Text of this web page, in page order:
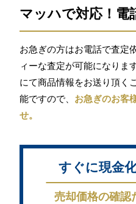
マッハで対応！電
お急ぎの方はお電話で査定
ィーな査定が可能になりま
にて商品情報をお送り頂く
能ですので、 お急ぎのお客
せ。
すぐに現金
売却価格の確認